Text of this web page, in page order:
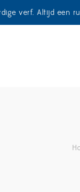
verf. Altijd een